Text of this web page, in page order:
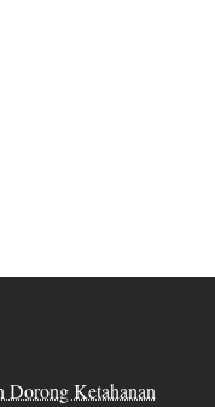
Dorong Ketahanan